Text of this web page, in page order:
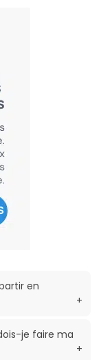
en
+
je faire ma
+